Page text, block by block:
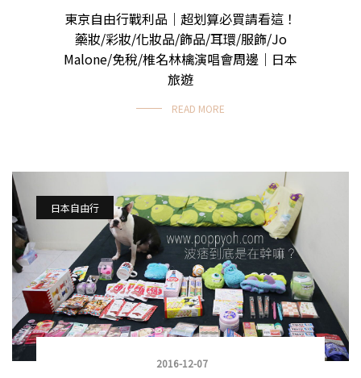
東京自由行戰利品｜超划算必買請看這！
藥妝/彩妝/化妝品/飾品/耳環/服飾/Jo
Malone/免稅/椎名林檎演唱會周邊｜日本
旅遊
READ MORE
日本自由行
2016-12-07